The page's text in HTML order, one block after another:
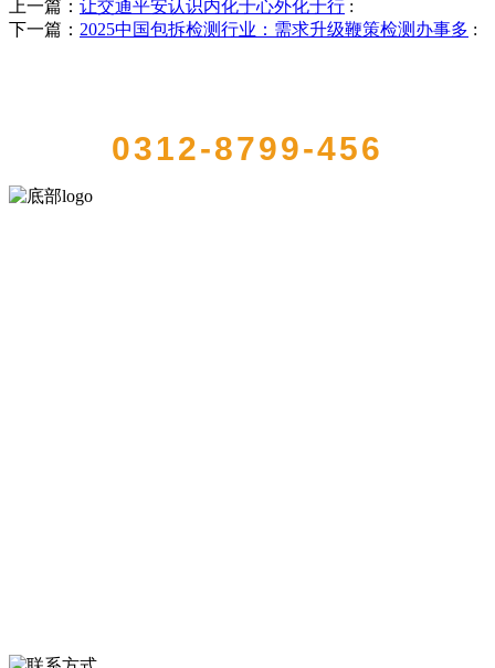
上一篇： 让交通平安认识内化于心外化于行 :
下一篇： 2025中国包拆检测行业：需求升级鞭策检测办事多 :
0312-8799-456